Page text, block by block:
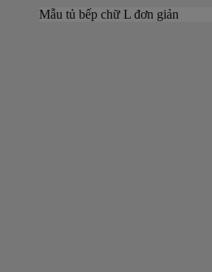
Mẫu tủ bếp chữ L đơn giản